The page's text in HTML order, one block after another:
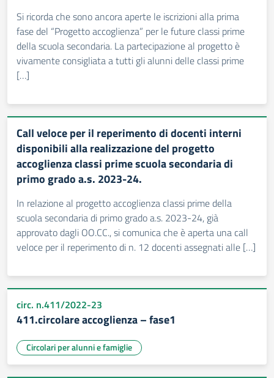
Si ricorda che sono ancora aperte le iscrizioni alla prima
fase del “Progetto accoglienza” per le future classi prime
della scuola secondaria. La partecipazione al progetto è
vivamente consigliata a tutti gli alunni delle classi prime
[…]
Call veloce per il reperimento di docenti interni
disponibili alla realizzazione del progetto
accoglienza classi prime scuola secondaria di
primo grado a.s. 2023-24.
In relazione al progetto accoglienza classi prime della
scuola secondaria di primo grado a.s. 2023-24, già
approvato dagli OO.CC., si comunica che è aperta una call
veloce per il reperimento di n. 12 docenti assegnati alle […]
circ. n.411/2022-23
411.circolare accoglienza – fase1
Circolari per alunni e famiglie